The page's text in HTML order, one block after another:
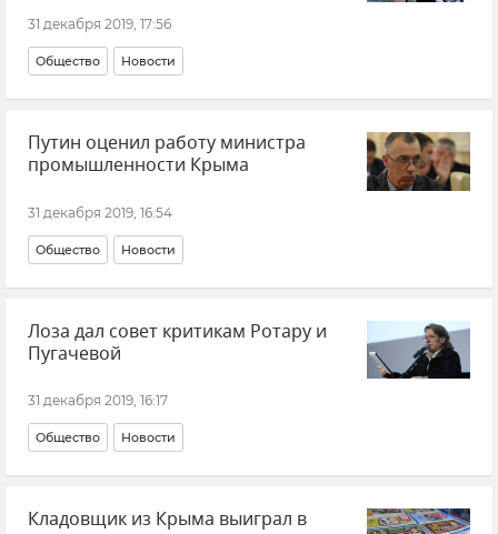
31 декабря 2019, 17:56
Общество Новости
Путин оценил работу министра
промышленности Крыма
31 декабря 2019, 16:54
Общество Новости
Лоза дал совет критикам Ротару и
Пугачевой
31 декабря 2019, 16:17
Общество Новости
Кладовщик из Крыма выиграл в